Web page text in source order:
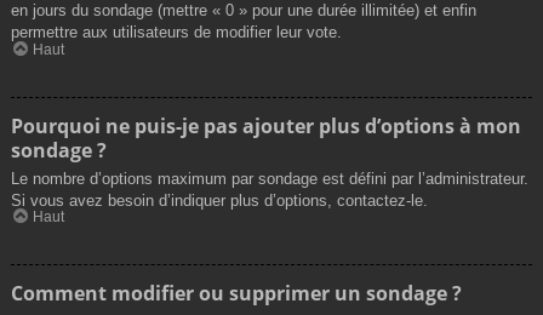
en jours du sondage (mettre « 0 » pour une durée illimitée) et enfin
permettre aux utilisateurs de modifier leur vote.
Haut
Pourquoi ne puis-je pas ajouter plus d’options à mon
sondage ?
Le nombre d’options maximum par sondage est défini par l’administrateur.
Si vous avez besoin d’indiquer plus d’options, contactez-le.
Haut
Comment modifier ou supprimer un sondage ?